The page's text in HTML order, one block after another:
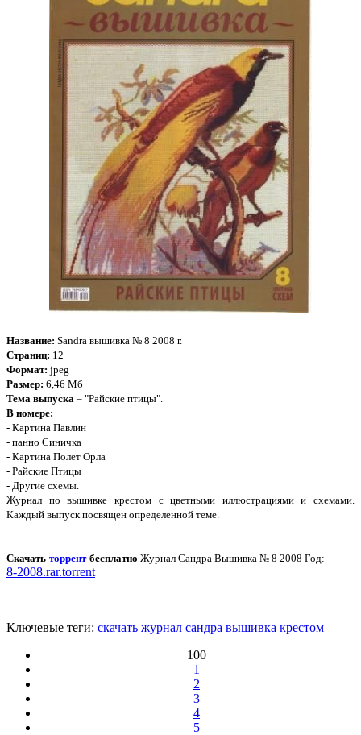
Название: Sandra вышивка № 8 2008 г.
Страниц: 12
Формат: jpeg
Размер: 6,46 Мб
Тема выпуска – "Райские птицы".
В номере:
- Картина Павлин
- панно Синичка
- Картина Полет Орла
- Райские Птицы
- Другие схемы.
Журнал по вышивке крестом с цветными иллюстрациями и схемами.
Каждый выпуск посвящен определенной теме.
Скачатьторрентбесплатно Журнал Сандра Вышивка № 8 2008 Год:
8-2008.rar.torrent
Ключевые теги: скачать журнал сандра вышивка крестом
100
1
2
3
4
5